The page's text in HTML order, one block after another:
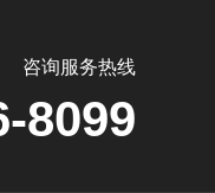
咨询服务热线
8099